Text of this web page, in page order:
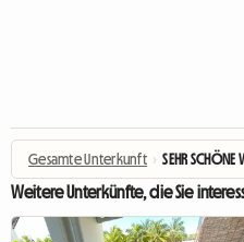
Gesamte Unterkunft › SEHR SCHÖNE
Weitere Unterkünfte, die Sie